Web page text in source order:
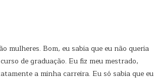
mulheres. Bom, eu sabia que eu não queria
de graduação. Eu fiz meu mestrado,
a minha carreira. Eu só sabia que eu